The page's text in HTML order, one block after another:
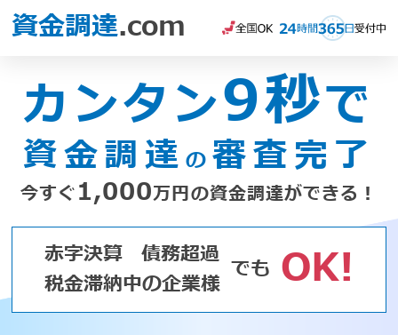
資金調達.com
カンタン9秒で
資金調達 の審査完了
今すぐ1,000万円の資金調達ができる！
赤字決算
債務超過
税金滞納中の企業様 でも OK!